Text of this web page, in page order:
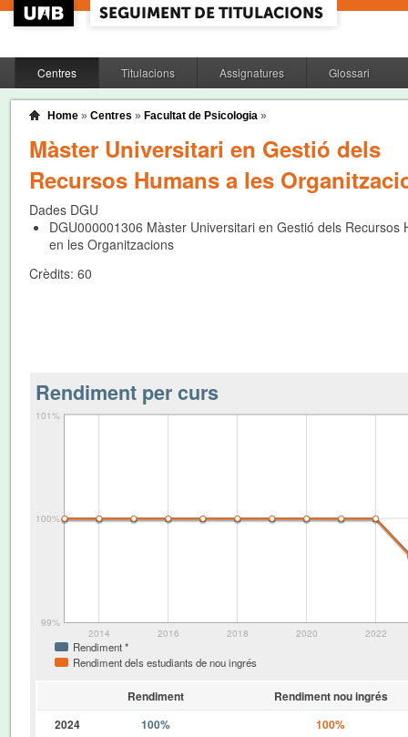
Centres Titulacions Assignatures Glossari
Home » Centres » Facultat de Psicologia »
Màster Universitari en Gestió dels
Recursos Humans a les
Dades DGU
DGU000001306 Màster Universitari en Gestió dels Recursos
en les Organitzacions
Crèdits: 60
Rendiment per curs
2014 2016 2018 2020 2022
99%
100%
101%
Rendiment *
Rendiment dels estudiants de nou ingrés
Rendiment
Rendiment nou ingrés
2024
100%
100%